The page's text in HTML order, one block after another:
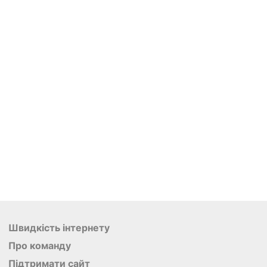
Швидкість інтернету
Про команду
Підтримати сайт